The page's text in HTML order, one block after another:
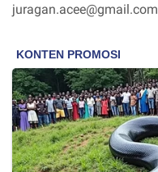
juragan.acee@gmail.com